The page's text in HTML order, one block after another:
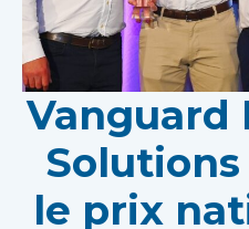
Vanguard
le prix